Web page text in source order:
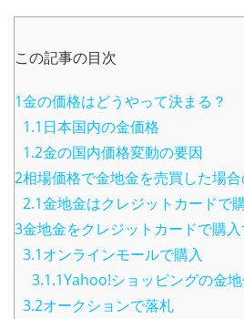
この記事の目次
1金の価格はどうやって決まる？
1.1日本国内の金価格
1.2金の国内価格変動の要因
2相場価格で金地金を売買した場
2.1金地金はクレジットカードで
3金地金をクレジットカードで購
3.1オンラインモールで購入
3.1.1Yahoo!ショッピングの金
3.2オークションで落札